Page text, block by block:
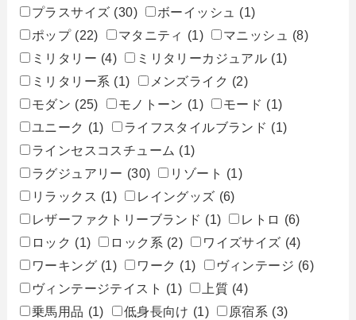
プラスサイズ (30) ボーイッシュ
(1)
ポップ (22) マタニティ (1) マニッシュ
(8)
ミリタリー (4) ミリタリーカジュアル (1)
ミリタリー系 (1) メンズライク (2)
モダン (25) モノトーン (1) モード (1)
ユニーク (1) ライフスタイルブランド (1)
ラインセスコスチューム (1)
ラグジュアリー (30) リゾート (1)
リラックス (1) レイングッズ (6)
レザーファクトリーブランド (1) レトロ (6)
ロック (1) ロック系 (2) ワイズサイズ (4)
ワーキング (1) ワーク (1) ヴィンテージ (6)
ヴィンテージテイスト (1) 上質 (4)
乗馬用品 (1) 低身長向け (1) 原宿系 (3)